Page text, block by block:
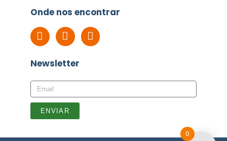
Onde nos encontrar
Newsletter
ENVIAR
0